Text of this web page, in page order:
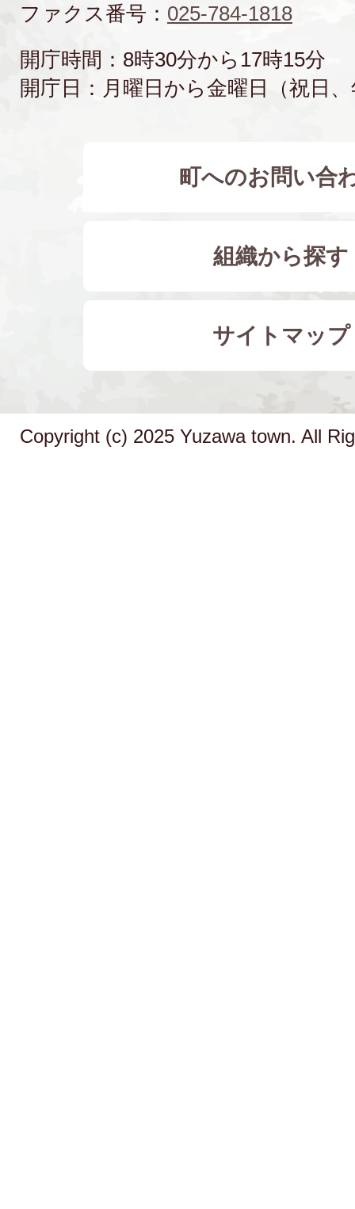
ファクス番号： 025-784-1818
開庁時間：8時30分から17時15分
開庁日：月曜日から金曜日（祝日
町へのお問い合
組織から探す
サイトマップ
Copyright (c) 2025 Yuzawa town. All